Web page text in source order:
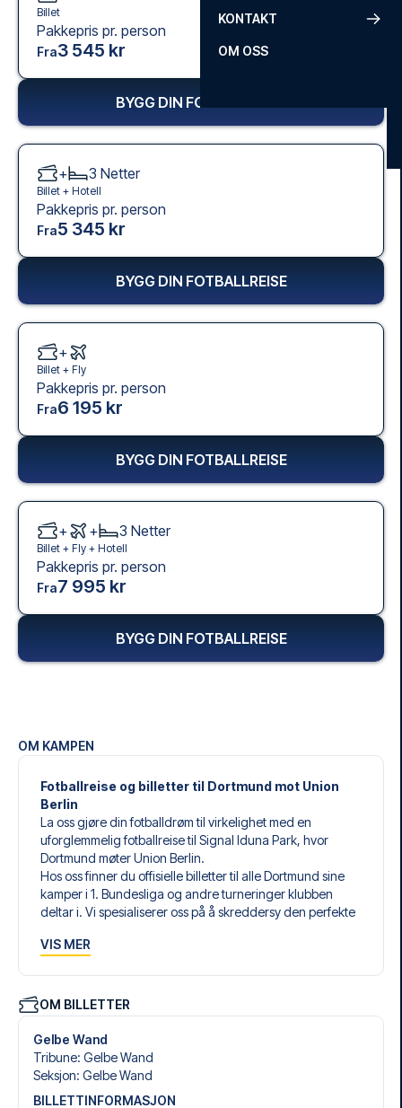
KONTAKT
OM OSS
OM KAMPEN
Fotballreise og billetter til Dortmund mot Union
Berlin
La oss gjøre din fotballdrøm til virkelighet med en
uforglemmelig fotballreise til Signal Iduna Park, hvor
Dortmund møter Union Berlin.
Hos oss finner du offisielle billetter til alle Dortmund sine
kamper i 1. Bundesliga og andre turneringer klubben
deltar i. Vi spesialiserer oss på å skreddersy den perfekte
behov.
sammen din egen fotballpakke, tilpasset dine preferanser.
Velg blant et bredt utvalg av fotballbilletter, nøye utvalgte
hoteller for enhver smak og budsjett, samt fleksible fly som
passer deg best.
Når du velger billettype, kan du se hvilken seksjon du skal
VIS MER
OM BILLETTER
Gelbe Wand
Tribune: Gelbe Wand
Seksjon: Gelbe Wand
BILLETTINFORMASJON
Billet
Pakkepris pr. person
Fra3 545 kr
BYGG DIN FOTBALLREISE
+ 3 Netter
Billet + Hotell
Pakkepris pr. person
Fra5 345 kr
BYGG DIN FOTBALLREISE
+
Billet + Fly
Pakkepris pr. person
Fra6 195 kr
BYGG DIN FOTBALLREISE
+ + 3 Netter
Billet + Fly + Hotell
Pakkepris pr. person
Fra7 995 kr
BYGG DIN FOTBALLREISE